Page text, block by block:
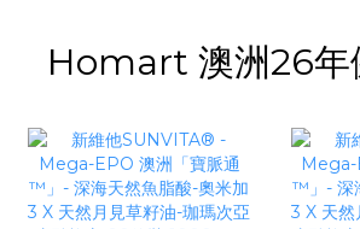
Homart 澳洲26年